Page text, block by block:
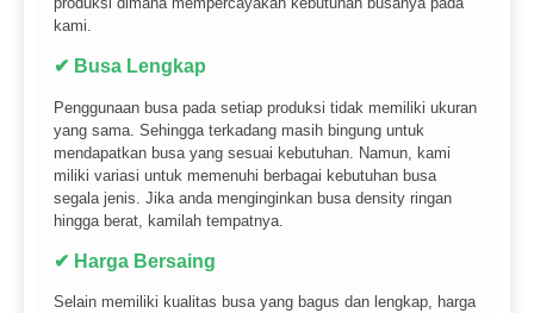
kami.
✔ Busa Lengkap
Penggunaan busa pada setiap produksi tidak memiliki ukuran
yang sama. Sehingga terkadang masih bingung untuk
mendapatkan busa yang sesuai kebutuhan. Namun, kami
miliki variasi untuk memenuhi berbagai kebutuhan busa
segala jenis. Jika anda menginginkan busa density ringan
hingga berat, kamilah tempatnya.
✔ Harga Bersaing
Selain memiliki kualitas busa yang bagus dan lengkap, harga